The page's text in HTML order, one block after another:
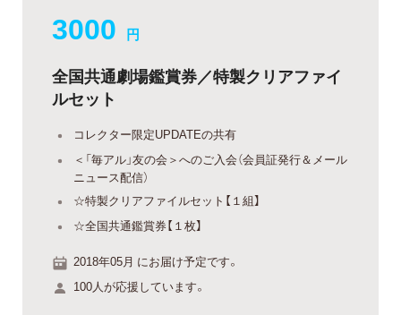
3000 円
全国共通劇場鑑賞券／特製クリアファイ
ルセット
コレクター限定UPDATEの共有
＜「毎アル」友の会＞へのご入会（会員証発行＆メール
ニュース配信）
☆特製クリアファイルセット【１組】
☆全国共通鑑賞券【１枚】
2018年05月 にお届け予定です。
100人が応援しています。